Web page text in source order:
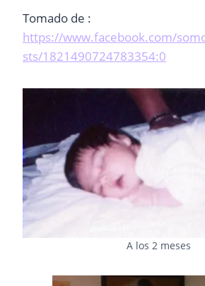
Tomado de :
https://www.facebook.com/
sts/1821490724783354:0
A los 2 meses